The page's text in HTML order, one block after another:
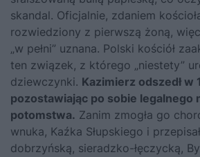
skandal. Oficjalnie, zdaniem
rozwiedziony z pierwszą żoną,
„w pełni” uznana. Polski kościół
ten związek, z którego „niestety”
dziewczynki. Kazimierz odszedł w
pozostawiając po sobie legalnego
potomstwa. Zanim zmogła go
wnuka, Kaźka Słupskiego i
dobrzyńską, sieradzko-łęczycką,